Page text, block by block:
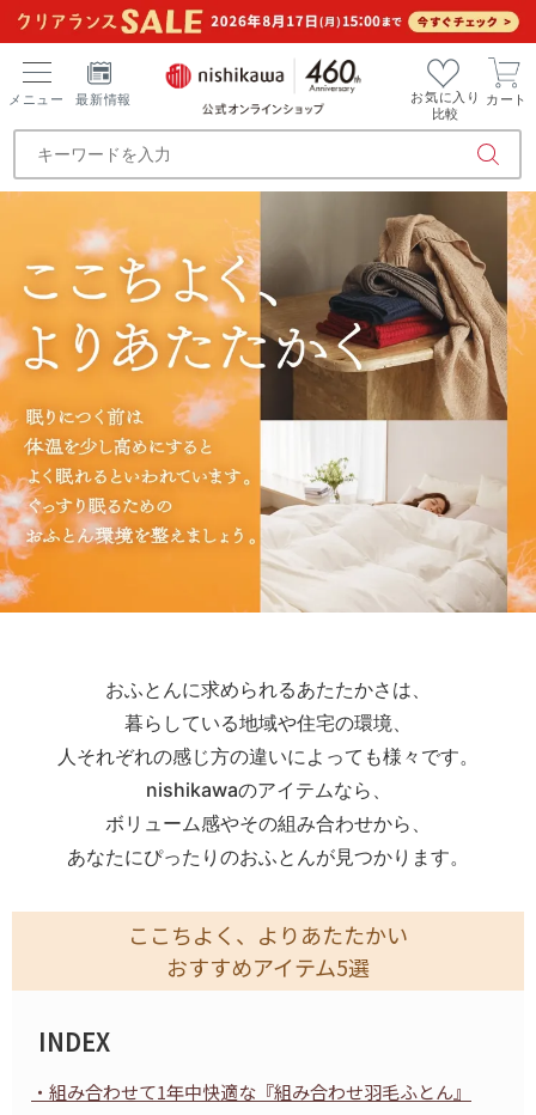
メニュー 最新情報
お気に入り
比較
カート
おふとんに求められるあたたかさは、
暮らしている地域や住宅の環境、
人それぞれの感じ方の違いによっても様々です。
nishikawaのアイテムなら、
ボリューム感やその組み合わせから、
あなたにぴったりのおふとんが見つかります。
ここちよく、よりあたたかい
おすすめアイテム5選
INDEX
・組み合わせて1年中快適な『組み合わせ羽毛ふとん』